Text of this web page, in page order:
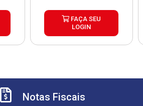
FAÇA SEU
LOGIN
Notas Fiscais